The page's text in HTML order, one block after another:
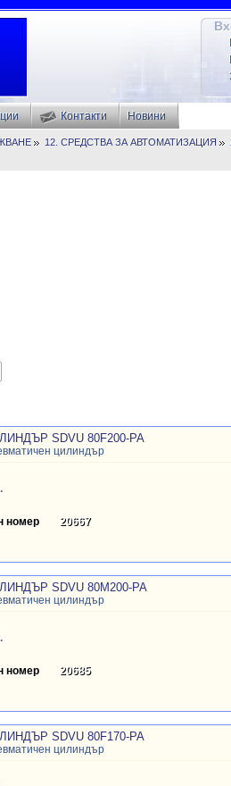
Контакти Новини
12. СРЕДСТВА ЗА АВТОМАТИЗАЦИЯ
SDVU 80F200-PA
цилиндър
номер 20667
SDVU 80M200-PA
цилиндър
номер 20685
SDVU 80F170-PA
цилиндър